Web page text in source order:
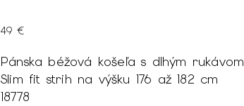
Pánska béžová košeľa s dlhým rukávom
Slim fit strih na výšku 176 až 182 cm
18778
49 €